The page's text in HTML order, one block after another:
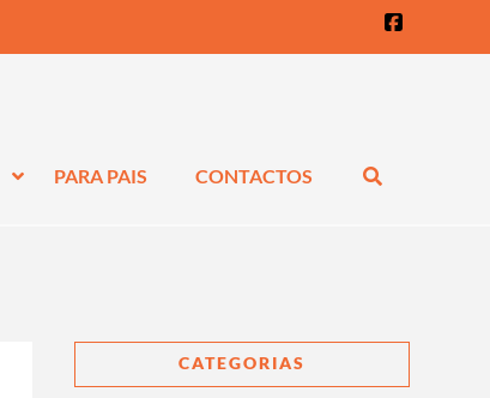
PARA PAIS CONTACTOS
CATEGORIAS